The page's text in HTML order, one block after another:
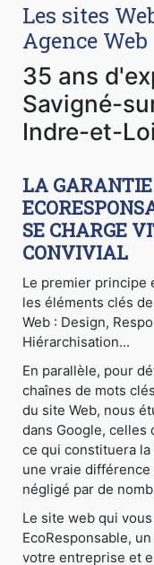
Les sites
Agence Web
35 ans
Savigné-
Indre-et-
LA
SE CHARGE
CONVIVIAL
Le premier principe
les éléments clés
Web : Design,
Hiérarchisation...
En parallèle, pour
chaînes de mots
du site Web, nous
dans Google, celles
ce qui constituera
une vraie différence
négligé par de
Le site web qui
EcoResponsable,
votre entreprise et